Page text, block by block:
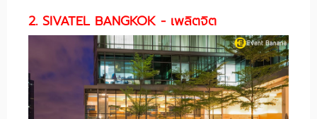
2. SIVATEL BANGKOK - เพลิตจิต